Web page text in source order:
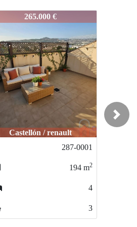
325.000 €
Benicasim / Heliopolis
316-0001
113m2
2
2
Next